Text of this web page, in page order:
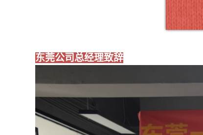
东莞公司总经理致辞